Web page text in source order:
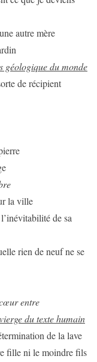
autre mère
géologique du monde
de récipient
la ville
de sa
rien de neuf ne se
entre
du texte humain
de la lave
fille ni le moindre fils